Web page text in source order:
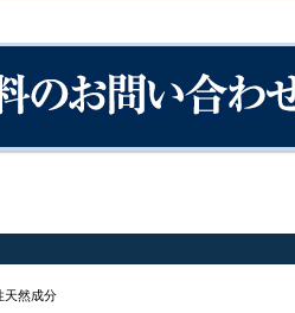
天然成分